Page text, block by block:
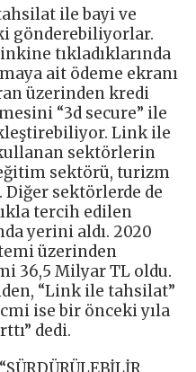
ile bayi ve
gönderebiliyorlar.
tıkladıklarında
ait ödeme ekranı
üzerinden kredi
“3d secure” ile
Link ile
sektörlerin
sektörü, turizm
sektörlerde de
tercih edilen
yerini aldı. 2020
üzerinden
36,5 Milyar TL oldu.
“Link ile tahsilat”
ise bir önceki yıla
dedi.